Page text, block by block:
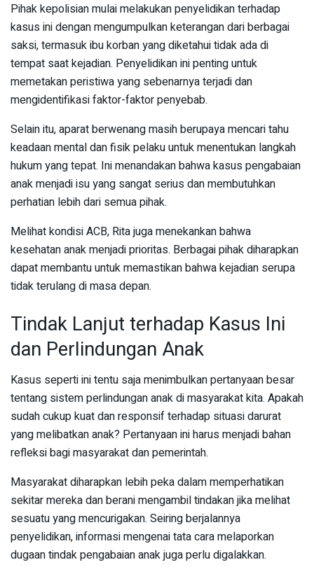
Pihak kepolisian mulai melakukan penyelidikan terhadap
kasus ini dengan mengumpulkan keterangan dari berbagai
saksi, termasuk ibu korban yang diketahui tidak ada di
tempat saat kejadian. Penyelidikan ini penting untuk
memetakan peristiwa yang sebenarnya terjadi dan
mengidentifikasi faktor-faktor penyebab.
Selain itu, aparat berwenang masih berupaya mencari tahu
keadaan mental dan fisik pelaku untuk menentukan langkah
hukum yang tepat. Ini menandakan bahwa kasus pengabaian
anak menjadi isu yang sangat serius dan membutuhkan
perhatian lebih dari semua pihak.
Melihat kondisi ACB, Rita juga menekankan bahwa
kesehatan anak menjadi prioritas. Berbagai pihak diharapkan
dapat membantu untuk memastikan bahwa kejadian serupa
tidak terulang di masa depan.
Tindak Lanjut terhadap Kasus Ini
dan Perlindungan Anak
Kasus seperti ini tentu saja menimbulkan pertanyaan besar
tentang sistem perlindungan anak di masyarakat kita. Apakah
sudah cukup kuat dan responsif terhadap situasi darurat
yang melibatkan anak? Pertanyaan ini harus menjadi bahan
refleksi bagi masyarakat dan pemerintah.
Masyarakat diharapkan lebih peka dalam memperhatikan
sekitar mereka dan berani mengambil tindakan jika melihat
sesuatu yang mencurigakan. Seiring berjalannya
penyelidikan, informasi mengenai tata cara melaporkan
dugaan tindak pengabaian anak juga perlu digalakkan.